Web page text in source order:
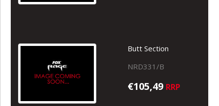
Butt Section
NRD331/B
€105,49 RRP